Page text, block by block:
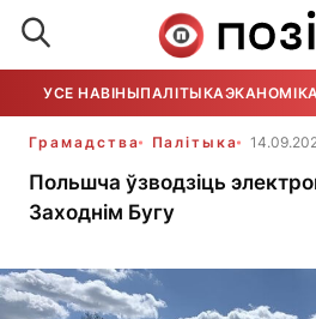
УСЕ НАВІНЫПАЛІТЫКА
Грамадства Палітыка
Польшча ўзводзіць
Заходнім Бугу